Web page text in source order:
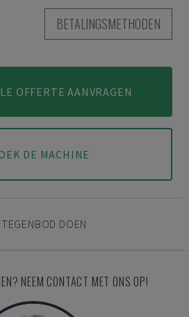
BETALINGSMETHODEN
OFFERTE AANVRAGEN
DE MACHINE
DOEN
NEEM CONTACT MET ONS OP!